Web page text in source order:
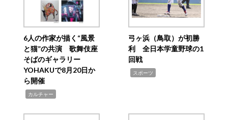
6人の作家が描く“風景
と猫”の共演 歌舞伎座
そばのギャラリー
YOHAKUで8月20日か
ら開催
カルチャー
弓ヶ浜（鳥取）が初勝
利 全日本学童野球の1
回戦
スポーツ